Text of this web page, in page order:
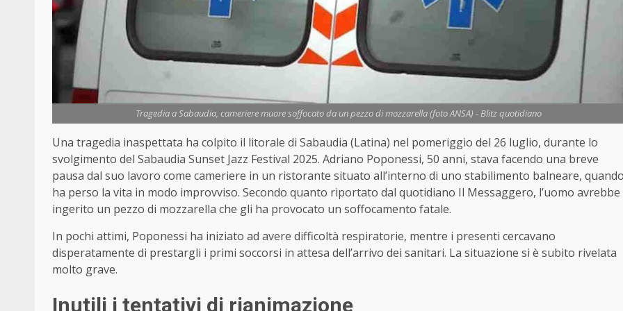
Tragedia a Sabaudia, cameriere muore soffocato da un pezzo di mozzarella (foto ANSA) - Blitz quotidiano
Una tragedia inaspettata ha colpito il litorale di Sabaudia (Latina) nel pomeriggio del 26 luglio, durante lo
svolgimento del Sabaudia Sunset Jazz Festival 2025. Adriano Poponessi, 50 anni, stava facendo una breve
pausa dal suo lavoro come cameriere in un ristorante situato all’interno di uno stabilimento balneare,
ha perso la vita in modo improvviso. Secondo quanto riportato dal quotidiano Il Messaggero, l’uomo avrebbe
ingerito un pezzo di mozzarella che gli ha provocato un soffocamento fatale.
In pochi attimi, Poponessi ha iniziato ad avere difficoltà respiratorie, mentre i presenti cercavano
disperatamente di prestargli i primi soccorsi in attesa dell’arrivo dei sanitari. La situazione si è subito rivelata
molto grave.
Inutili i tentativi di rianimazione